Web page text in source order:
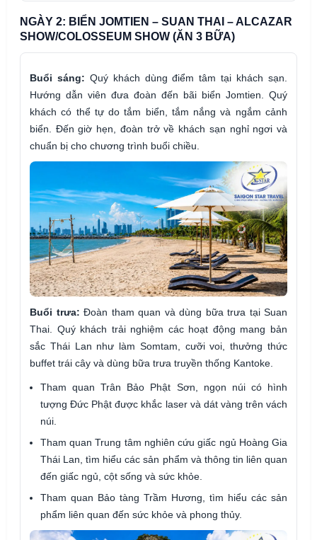
NGÀY 2: BIỂN JOMTIEN – SUAN THAI – ALCAZAR
SHOW/COLOSSEUM SHOW (ĂN 3 BỮA)
Buổi sáng: Quý khách dùng điểm tâm tại khách sạn.
Hướng dẫn viên đưa đoàn đến bãi biển Jomtien. Quý
khách có thể tự do tắm biển, tắm nắng và ngắm cảnh
biển. Đến giờ hẹn, đoàn trở về khách sạn nghỉ ngơi và
chuẩn bị cho chương trình buổi chiều.
Buổi trưa: Đoàn tham quan và dùng bữa trưa tại Suan
Thai. Quý khách trải nghiệm các hoạt động mang bản
sắc Thái Lan như làm Somtam, cưỡi voi, thưởng thức
buffet trái cây và dùng bữa trưa truyền thống Kantoke.
Tham quan Trân Bảo Phật Sơn, ngọn núi có hình
tượng Đức Phật được khắc laser và dát vàng trên vách
núi.
Tham quan Trung tâm nghiên cứu giấc ngủ Hoàng Gia
Thái Lan, tìm hiểu các sản phẩm và thông tin liên quan
đến giấc ngủ, cột sống và sức khỏe.
Tham quan Bảo tàng Trầm Hương, tìm hiểu các sản
phẩm liên quan đến sức khỏe và phong thủy.